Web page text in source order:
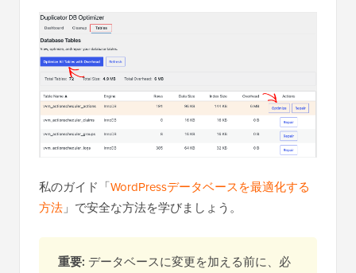
私のガイド「WordPressデータベースを最適化する
方法」で安全な方法を学びましょう。
重要: データベースに変更を加える前に、必